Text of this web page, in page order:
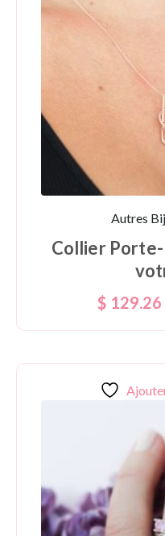
Autres
Collier
$ 129.26